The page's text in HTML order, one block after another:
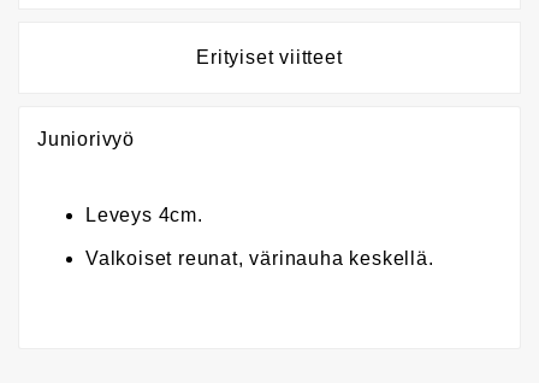
Erityiset viitteet
Juniorivyö
Leveys 4cm.
Valkoiset reunat, värinauha keskellä.